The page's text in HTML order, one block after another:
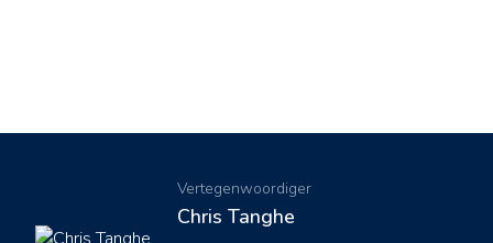
Vertegenwoordiger
Chris Tanghe